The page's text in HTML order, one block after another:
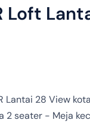
Loft
Lantai 28 View
2 seater - Meja